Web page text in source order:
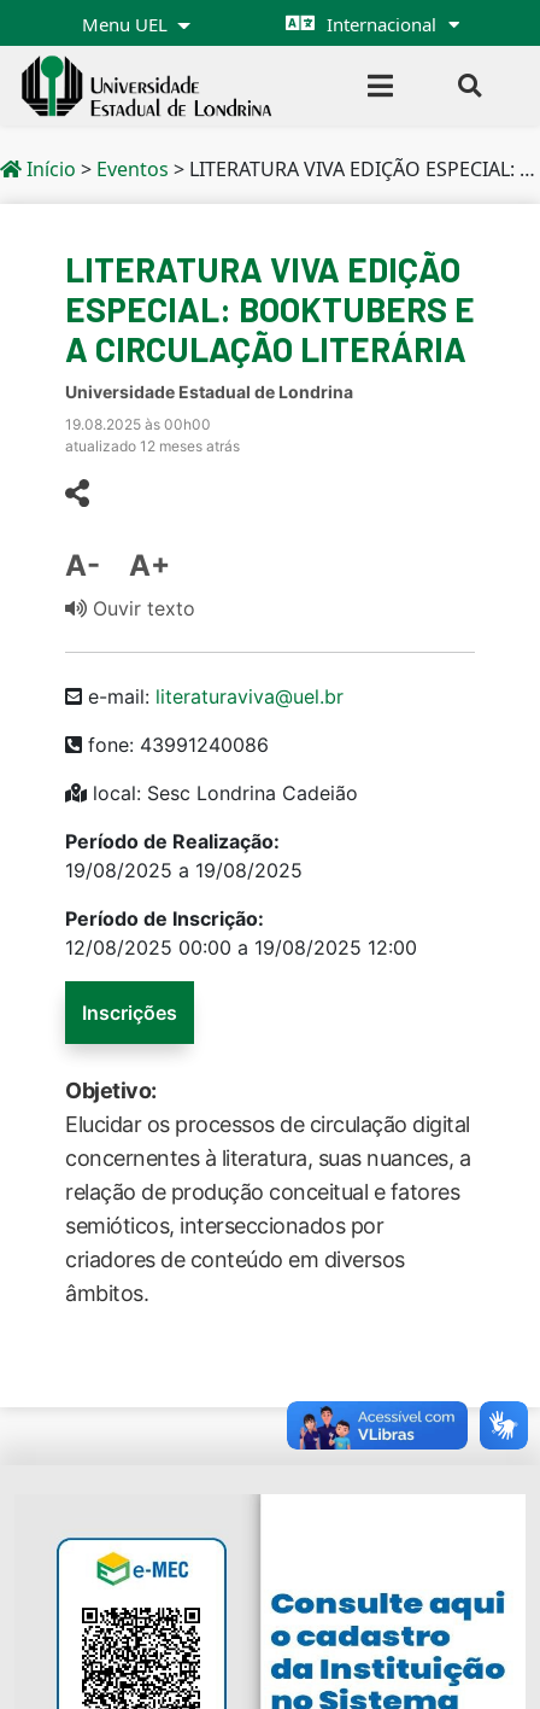
Menu UEL Internacional
Início > Eventos > LITERATURA VIVA EDIÇÃO ESPECIAL: BOOKTUBERS E A CIRCULAÇÃO LITERÁRIA
LITERATURA VIVA EDIÇÃO
ESPECIAL: BOOKTUBERS E
A CIRCULAÇÃO LITERÁRIA
Universidade Estadual de Londrina
19.08.2025 às 00h00
atualizado 12 meses atrás
A- A+
Ouvir texto
e-mail: literaturaviva@uel.br
fone: 43991240086
local: Sesc Londrina Cadeião
Período de Realização:
19/08/2025 a 19/08/2025
Período de Inscrição:
12/08/2025 00:00 a 19/08/2025 12:00
Inscrições
Objetivo:
Elucidar os processos de circulação digital
concernentes à literatura, suas nuances, a
relação de produção conceitual e fatores
semióticos, interseccionados por
criadores de conteúdo em diversos
âmbitos.